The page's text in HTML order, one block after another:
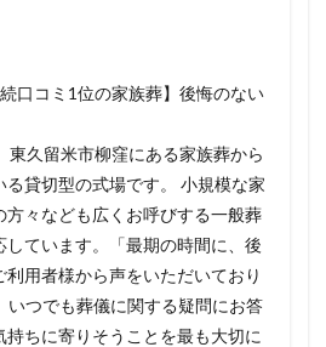
口コミ1位の家族葬】後悔のない
東久留米市柳窪にある家族葬から
貸切型の式場です。 小規模な家
方々なども広くお呼びする一般葬
しています。「最期の時間に、後
用者様から声をいただいており
いつでも葬儀に関する疑問にお答
持ちに寄りそうことを最も大切に